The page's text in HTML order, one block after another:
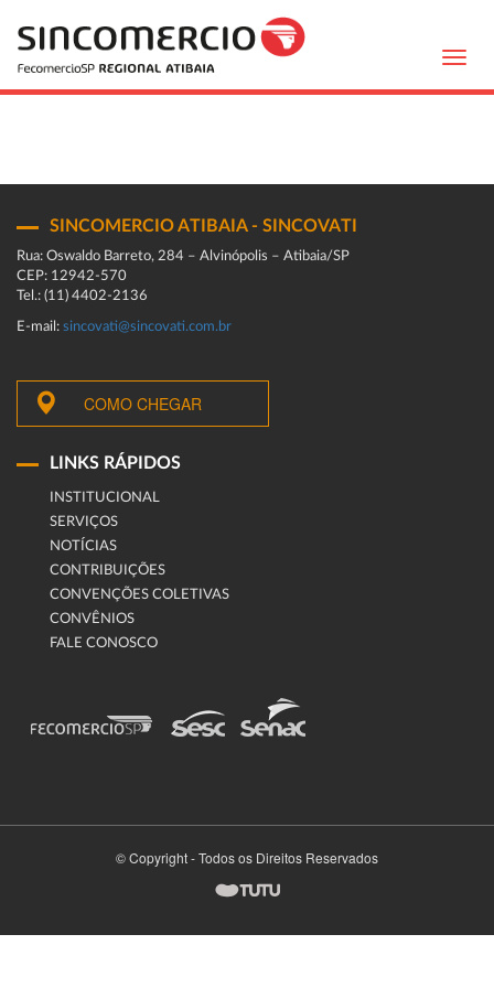
SINCOMERCIO ATIBAIA - SINCOVATI
Rua: Oswaldo Barreto, 284 – Alvinópolis – Atibaia/SP
CEP: 12942-570
Tel.: (11) 4402-2136
E-mail: sincovati@sincovati.com.br
COMO CHEGAR
LINKS RÁPIDOS
INSTITUCIONAL
SERVIÇOS
NOTÍCIAS
CONTRIBUIÇÕES
CONVENÇÕES COLETIVAS
CONVÊNIOS
FALE CONOSCO
© Copyright - Todos os Direitos Reservados